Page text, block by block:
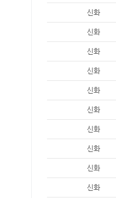
신화
신화
신화
신화
신화
신화
신화
신화
신화
신화